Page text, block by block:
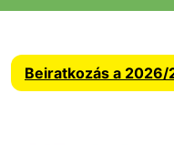
Beiratkozás a 2026/